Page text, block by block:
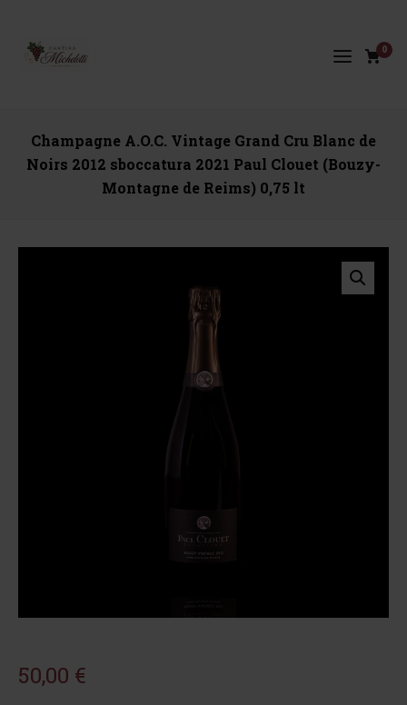
0
Champagne A.O.C. Vintage Grand Cru Blanc de
Noirs 2012 sboccatura 2021 Paul Clouet (Bouzy-
Montagne de Reims) 0,75 lt
50,00 €